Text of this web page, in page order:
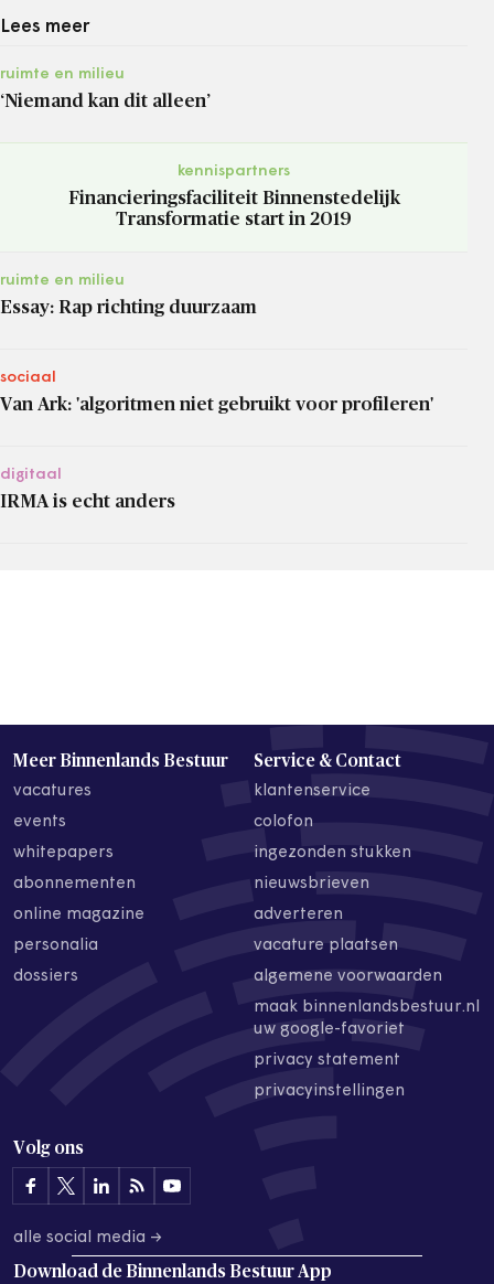
Lees meer
ruimte en milieu
‘Niemand kan dit alleen’
kennispartners
Financieringsfaciliteit Binnenstedelijk
Transformatie start in 2019
ruimte en milieu
Essay: Rap richting duurzaam
sociaal
Van Ark: 'algoritmen niet gebruikt voor profileren'
digitaal
IRMA is echt anders
Meer Binnenlands Bestuur
vacatures
events
whitepapers
abonnementen
online magazine
personalia
dossiers
Service & Contact
klantenservice
colofon
ingezonden stukken
nieuwsbrieven
adverteren
vacature plaatsen
algemene voorwaarden
maak binnenlandsbestuur.nl
uw google-favoriet
privacy statement
privacyinstellingen
Volg ons
alle social media →
Download de Binnenlands Bestuur App